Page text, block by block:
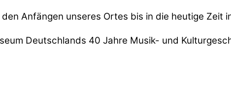
Anfängen unseres Ortes bis in die heutige Zeit
Deutschlands 40 Jahre Musik- und